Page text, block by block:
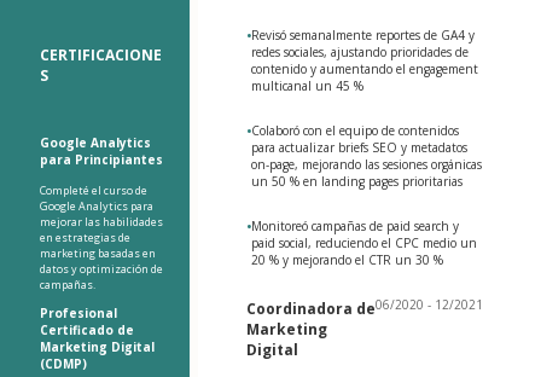
CERTIFICACIONE
S
Google Analytics
para Principiantes
Completé el curso de
Google Analytics para
mejorar las habilidades
en estrategias de
marketing basadas en
datos y optimización de
campañas.
Profesional
Certificado de
Marketing Digital
(CDMP)
•Revisó semanalmente reportes de GA4 y
redes sociales, ajustando prioridades de
contenido y aumentando el engagement
multicanal un 45 %
•Colaboró con el equipo de contenidos
para actualizar briefs SEO y metadatos
on-page, mejorando las sesiones orgánicas
un 50 % en landing pages prioritarias
•Monitoreó campañas de paid search y
paid social, reduciendo el CPC medio un
20 % y mejorando el CTR un 30 %
Coordinadora de
Marketing
Digital
06/2020 - 12/2021